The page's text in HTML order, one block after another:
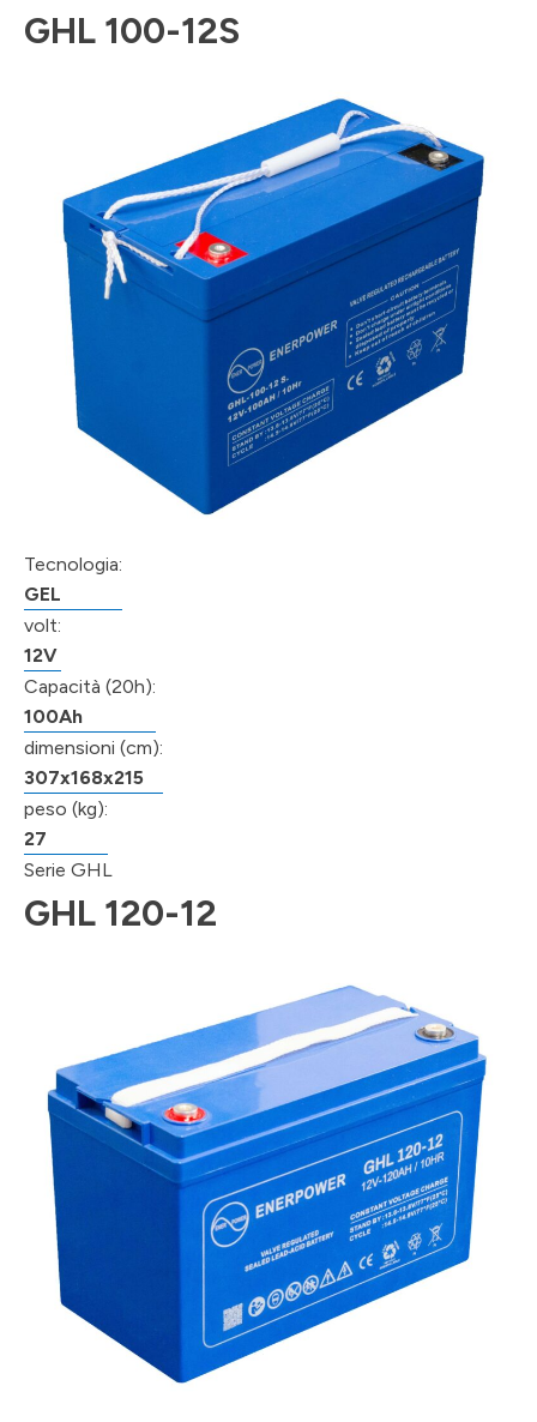
GHL 100-12S
Tecnologia:
GEL
volt:
12V
Capacità (20h):
100Ah
dimensioni (cm):
307x168x215
peso (kg):
27
Serie GHL
GHL 120-12